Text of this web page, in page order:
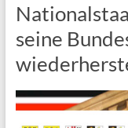
seine